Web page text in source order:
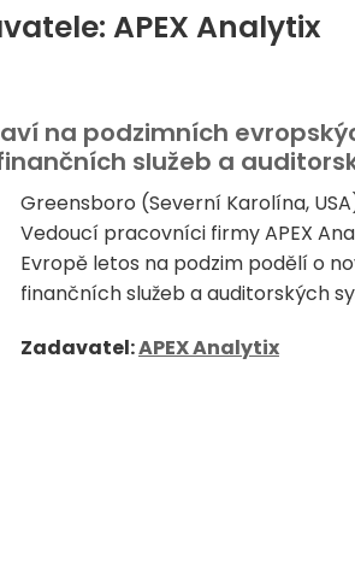
APEX Analytix
na podzimních
služeb a
Greensboro (Severní Karolína,
Vedoucí pracovníci firmy APEX
Evropě letos na podzim podělí o
finančních služeb a auditorských
Zadavatel:APEX Analytix